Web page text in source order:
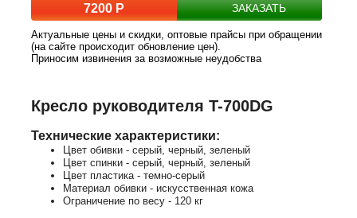
7200 Р ЗАКАЗАТЬ
Актуальные цены и скидки, оптовые прайсы при обращении
(на сайте происходит обновление цен).
Приносим извинения за возможные неудобства
Кресло руководителя T-700DG
Технические характеристики:
Цвет обивки - серый, черный, зеленый
Цвет спинки - серый, черный, зеленый
Цвет пластика - темно-серый
Материал обивки - искусственная кожа
Ограничение по весу - 120 кг